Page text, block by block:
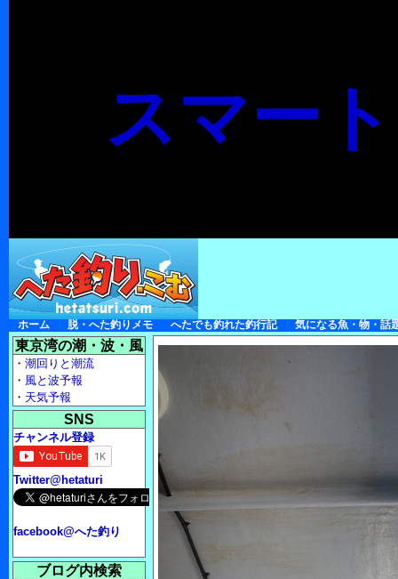
スマー
ホーム 脱・へた釣りメモ へたでも釣れた釣行記 気になる魚・物・話
東京湾の潮・波・風
・ 潮回りと潮流
・ 風と波予報
・ 天気予報
SNS
チャンネル登録
Twitter@hetaturi
facebook@へた釣り
ブログ内検索